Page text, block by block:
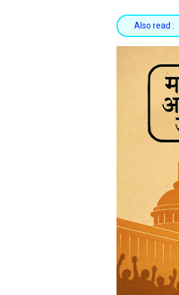
Also read :